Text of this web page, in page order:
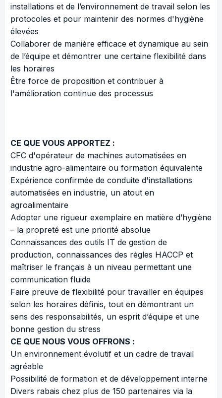
installations et de l’environnement de travail selon les
protocoles et pour maintenir des normes d'hygiène
élevées
Collaborer de manière efficace et dynamique au sein
de l’équipe et démontrer une certaine flexibilité dans
les horaires
Être force de proposition et contribuer à
l'amélioration continue des processus
CE QUE VOUS APPORTEZ :
CFC d'opérateur de machines automatisées en
industrie agro-alimentaire ou formation équivalente
Expérience confirmée de conduite d'installations
automatisées en industrie, un atout en
agroalimentaire
Adopter une rigueur exemplaire en matière d’hygiène
– la propreté est une priorité absolue
Connaissances des outils IT de gestion de
production, connaissances des règles HACCP et
maîtriser le français à un niveau permettant une
communication fluide
Faire preuve de flexibilité pour travailler en équipes
selon les horaires définis, tout en démontrant un
sens des responsabilités, un esprit d’équipe et une
bonne gestion du stress
CE QUE NOUS VOUS OFFRONS :
Un environnement évolutif et un cadre de travail
agréable
Possibilité de formation et de développement interne
Divers rabais chez plus de 150 partenaires via la